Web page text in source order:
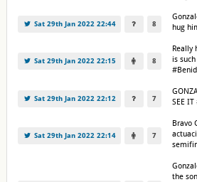
Sat 29th Jan 2022 22:44 8
hug
Sat 29th Jan 2022 22:15 8
Really
is
Sat 29th Jan 2022 22:12 7
SEE
Sat 29th Jan 2022 22:14 7
Bravo
the